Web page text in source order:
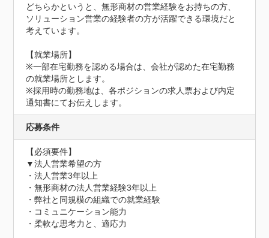
どちらかというと、無形商材の営業経験をお持ちの方、
ソリューション営業の経験者の方が活躍できる環境だと
考えています。
【就業場所】
※一部在宅勤務を認める場合は、会社が認めた在宅勤務
の就業場所とします。
※採用時の勤務地は、各ポジションの求人票および内定
通知書にてお伝えします。
応募条件
【必須要件】
▼法人営業希望の方
・法人営業3年以上
・無形商材の法人営業経験3年以上
・弊社と同規模の組織での就業経験
・コミュニケーション能力
・柔軟な思考力と、適応力